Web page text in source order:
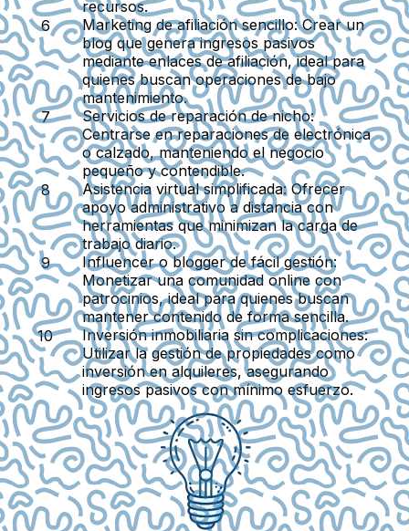
recursos.
Marketing de afiliación sencillo: Crear un
blog que genera ingresos pasivos
mediante enlaces de afiliación, ideal para
quienes buscan operaciones de bajo
mantenimiento.
Servicios de reparación de nicho:
Centrarse en reparaciones de electrónica
o calzado, manteniendo el negocio
pequeño y contendible.
Asistencia virtual simplificada: Ofrecer
apoyo administrativo a distancia con
herramientas que minimizan la carga de
trabajo diario.
Influencer o blogger de fácil gestión:
Monetizar una comunidad online con
patrocinios, ideal para quienes buscan
mantener contenido de forma sencilla.
Inversión inmobiliaria sin complicaciones:
Utilizar la gestión de propiedades como
inversión en alquileres, asegurando
ingresos pasivos con mínimo esfuerzo.